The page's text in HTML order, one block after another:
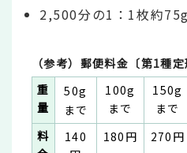
2,500分の1：1枚約
（参考）郵便料金〔第1種
重
量
50g
まで
100g
まで
150g
まで
料
140
180円 270円